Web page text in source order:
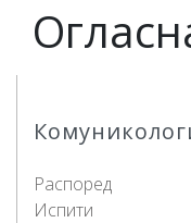
Распоред
Испити